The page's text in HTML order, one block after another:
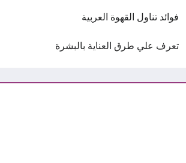
فوائد تناول القهوة العربية
تعرف علي طرق العناية بالبشرة